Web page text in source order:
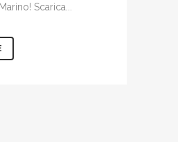
Scarica...